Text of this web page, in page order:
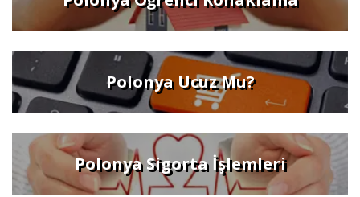
Polonya Ucuz Mu?
Polonya Sigorta İşlemleri